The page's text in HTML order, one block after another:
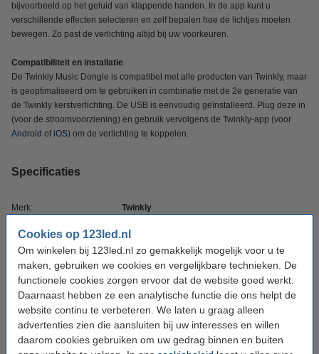
Cookies op 123led.nl
Om winkelen bij 123led.nl zo gemakkelijk mogelijk voor u te
maken, gebruiken we cookies en vergelijkbare technieken. De
functionele cookies zorgen ervoor dat de website goed werkt.
Daarnaast hebben ze een analytische functie die ons helpt de
website continu te verbeteren. We laten u graag alleen
advertenties zien die aansluiten bij uw interesses en willen
daarom cookies gebruiken om uw gedrag binnen en buiten
bijvoorbeeld op het geluid van klappende handen. In de app kunt u
verschillende effecten selecteren en zelf bepalen hoe de lichtjes moeten
bewegen. Zo past de verlichting altijd bij uw voorkeuren.
Compatibiliteit en installatie
De Twinkly Music Dongle is compatibel met alle producten van Twinkly, maar
is geoptimaliseerd om te gebruiken in combinatie met de 2e generatie van
de Twinkly kerstverlichting. De USB is eenvoudig geïnstalleerd. Plug deze in
(voor de stroomvoorziening) en gebruik vervolgens de Twinkly-app (voor
Android ofiOS) om de verlichting te koppelen.
Specificaties
Merk: Twinkly
Type: Muziek dongle
Protocol: WiFi
Extra protocollen: Bluetooth
Kleur: Zwart
Video: Productvideo